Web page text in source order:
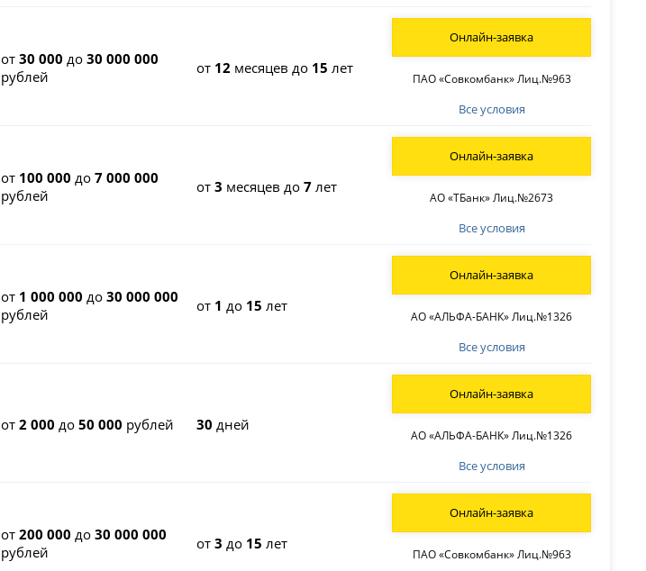
от30 000 до30 000 000
рублей
от 12 месяцев до 15 лет
Все условия
ПАО «Совкомбанк» Лиц.№963
Онлайн-заявка
от 100 000 до7 000 000
рублей
от3 месяцев до7 лет
Все условия
АО «ТБанк» Лиц.№2673
Онлайн-заявка
от 1 000 000 до30 000 000
рублей
от 1 до 15 лет
Все условия
АО «АЛЬФА-БАНК» Лиц.№1326
Онлайн-заявка
от2 000 до50 000 рублей 30 дней
Все условия
АО «АЛЬФА-БАНК» Лиц.№1326
Онлайн-заявка
от200 000 до30 000 000
рублей
от3 до 15 лет
ПАО «Совкомбанк» Лиц.№963
Онлайн-заявка